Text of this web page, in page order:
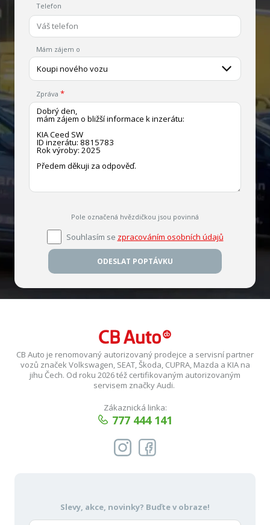
Telefon
Mám zájem o
Koupi nového vozu
Zpráva
Pole označená hvězdičkou jsou povinná
Souhlasím se zpracováním osobních údajů
ODESLAT POPTÁVKU
CB Auto je renomovaný autorizovaný prodejce a servisní partner
vozů značek Volkswagen, SEAT, Škoda, CUPRA, Mazda a KIA na
jihu Čech. Od roku 2026 též certifikovaným autorizovaným
servisem značky Audi.
Zákaznická linka:
777 444 141
Slevy, akce, novinky? Buďte v obraze!